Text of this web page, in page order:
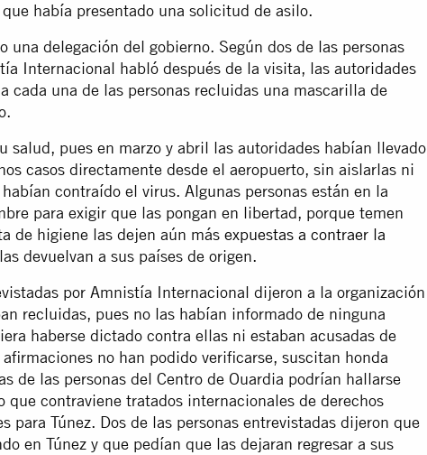
había presentado una solicitud de asilo.
una delegación del gobierno. Según dos de las personas
Internacional habló después de la visita, las autoridades
cada una de las personas recluidas una mascarilla de
salud, pues en marzo y abril las autoridades habían llevado
casos directamente desde el aeropuerto, sin aislarlas ni
contraído el virus. Algunas personas están en la
para exigir que las pongan en libertad, porque temen
de higiene las dejen aún más expuestas a contraer la
devuelvan a sus países de origen.
por Amnistía Internacional dijeron a la organización
recluidas, pues no las habían informado de ninguna
haberse dictado contra ellas ni estaban acusadas de
no han podido verificarse, suscitan honda
de las personas del Centro de Ouardia podrían hallarse
que contraviene tratados internacionales de derechos
para Túnez. Dos de las personas entrevistadas dijeron que
en Túnez y que pedían que las dejaran regresar a sus